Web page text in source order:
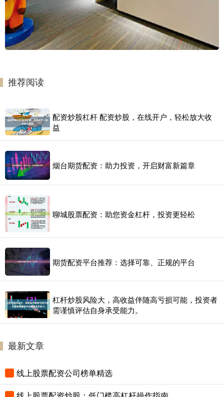
推荐阅读
配资炒股杠杆 配资炒股，在线开户，轻松放大收
益
烟台期货配资：助力投资，开启财富新篇章
聊城股票配资：助您资金杠杆，投资更轻松
期货配资平台推荐：选择可靠、正规的平台
杠杆炒股风险大，高收益伴随高亏损可能，投资者
需谨慎评估自身承受能力。
最新文章
线上股票配资公司榜单精选